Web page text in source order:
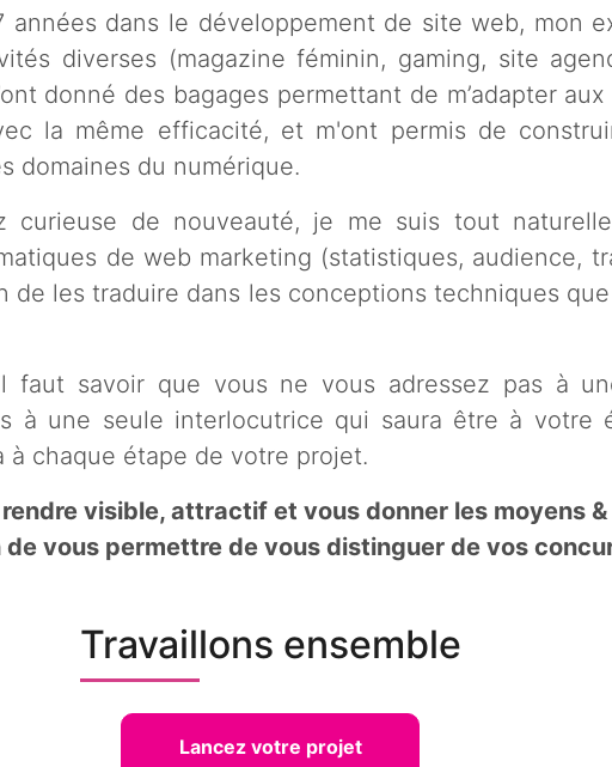
années dans le développement de site web, mon
diverses (magazine féminin, gaming, site
donné des bagages permettant de m’adapter
la même efficacité, et m'ont permis de
domaines du numérique.
curieuse de nouveauté, je me suis tout
de web marketing (statistiques, audience,
de les traduire dans les conceptions techniques
faut savoir que vous ne vous adressez pas à
à une seule interlocutrice qui saura être à votre
à chaque étape de votre projet.
visible, attractif et vous donner les moyens
de vous permettre de vous distinguer de vos
Travaillons ensemble
Lancez votre projet